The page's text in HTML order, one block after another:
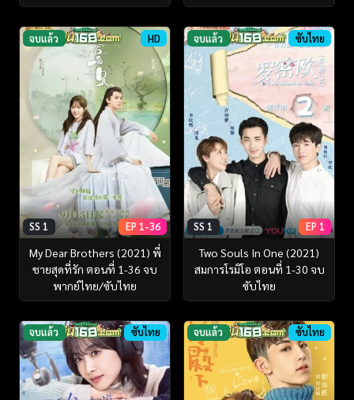
จบแล้ว HD
SS 1 EP 1-36
My Dear Brothers (2021) พี่
ชายสุดที่รัก ตอนที่ 1-36 จบ
พากย์ไทย/ซับไทย
จบแล้ว ซับไทย
SS 1 EP 1
Two Souls In One (2021)
สมการโรมิโอ ตอนที่ 1-30 จบ
ซับไทย
จบแล้ว ซับไทย จบแล้ว ซับไทย